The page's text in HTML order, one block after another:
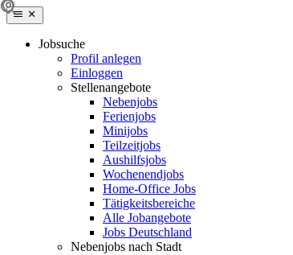
Jobsuche
Profil anlegen
Einloggen
Stellenangebote
Nebenjobs
Ferienjobs
Minijobs
Teilzeitjobs
Aushilfsjobs
Wochenendjobs
Home-Office Jobs
Tätigkeitsbereiche
Alle Jobangebote
Jobs Deutschland
Nebenjobs nach Stadt